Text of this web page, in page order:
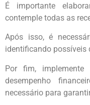
É importante
contemple todas as
Após isso, é
identificando possíveis
Por fim,
desempenho
necessário para